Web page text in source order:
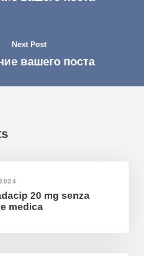
Next Post
вашего поста
20 mg senza
medica